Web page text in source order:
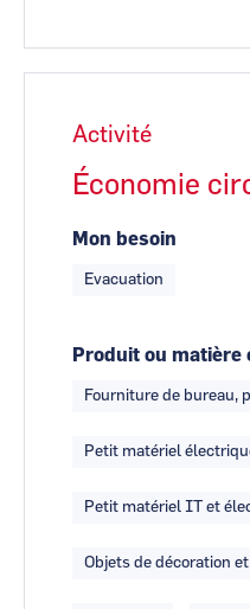
Activité
Économie
Mon besoin
Evacuation
Produit ou matière
Fourniture de bureau,
Petit matériel
Petit matériel IT et
Objets de décoration